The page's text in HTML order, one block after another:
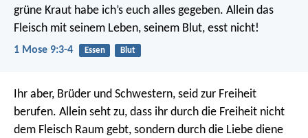
grüne Kraut habe ich’s euch alles gegeben. Allein das
Fleisch mit seinem Leben, seinem Blut, esst nicht!
1 Mose 9:3-4 Essen Blut
Ihr aber, Brüder und Schwestern, seid zur Freiheit
berufen. Allein seht zu, dass ihr durch die Freiheit nicht
dem Fleisch Raum gebt, sondern durch die Liebe diene